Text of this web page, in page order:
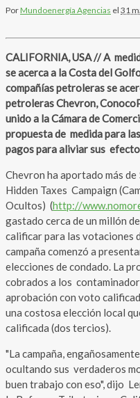
PorMundoenergía Agencias el 31
CALIFORNIA, USA // A
se acerca a la Costa del
compañías petroleras se
petroleras Chevron,
unido a la Cámara de
propuesta de medida para
pagos para aliviar sus
Chevron ha aportado más
Hidden Taxes Campaign
Ocultos) (http://
gastado cerca de un millón
calificar para las votaciones
campaña comenzó a
elecciones de condado. La
cobrados a los
aprobación con voto
una costosa elección local
calificada (dos tercios).
"La campaña,
ocultando sus verdaderos
buen trabajo con eso", dijo